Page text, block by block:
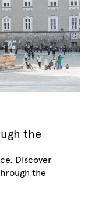
the
Discover
the